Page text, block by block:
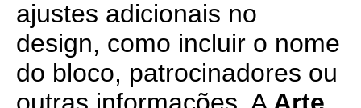
ajustes adicionais no
design, como incluir o nome
do bloco, patrocinadores ou